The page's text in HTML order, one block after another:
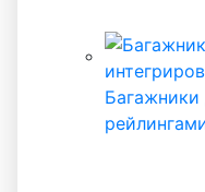
Багажники